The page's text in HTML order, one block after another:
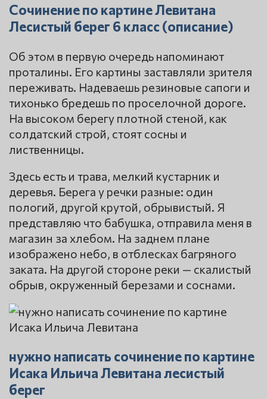
Сочинение по картине Левитана
Лесистый берег 6 класс (описание)
Об этом в первую очередь напоминают
проталины. Его картины заставляли зрителя
переживать. Надеваешь резиновые сапоги и
тихонько бредешь по проселочной дороге.
На высоком берегу плотной стеной, как
солдатский строй, стоят сосны и
лиственницы.
Здесь есть и трава, мелкий кустарник и
деревья. Берега у речки разные: один
пологий, другой крутой, обрывистый. Я
представляю что бабушка, отправила меня в
магазин за хлебом. На заднем плане
изображено небо, в отблесках багряного
заката. На другой стороне реки — скалистый
обрыв, окруженный березами и соснами.
нужно написать сочинение по картине
Исака Ильича Левитана лесистый
берег